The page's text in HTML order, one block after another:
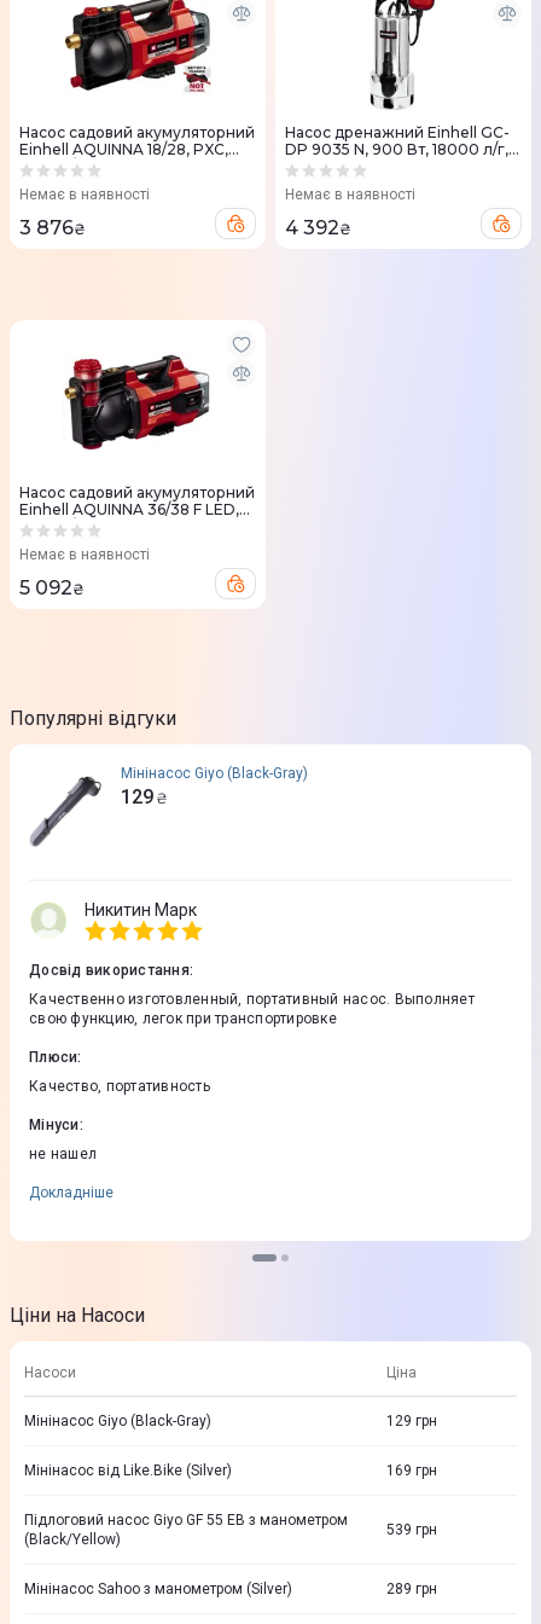
Насос садовий акумуляторний
Einhell AQUINNA 18/28, PXC,
2800л/г, 18V, 2.5бар гл 6м без
Немає в наявності
3 876₴
Насос дренажний Einhell GC-
DP 9035 N, 900 Вт, 18000 л/г,
вис. 9 м, глиб. 5 м
Немає в наявності
4 392₴
Насос садовий акумуляторний
Einhell AQUINNA 36/38 F LED,
3800л/г, 36V 3.7бар, гл 6м,
Немає в наявності
5 092₴
Популярні відгуки
Мінінасос Giyo (Black-Gray)
129 ₴
Никитин Марк
Досвід використання:
Качественно изготовленный, портативный насос. Выполняет
свою функцию, легок при транспортировке
Плюси:
Качество, портативность
Мінуси:
не нашел
Докладніше
Ціни на Насоси
Насоси Ціна
Мінінасос Giyo (Black-Gray) 129 грн
Мінінасос від Like.Bike (Silver) 169 грн
Підлоговий насос Giyo GF 55 EB з манометром
(Black/Yellow)
539 грн
Мінінасос Sahoo з манометром (Silver) 289 грн